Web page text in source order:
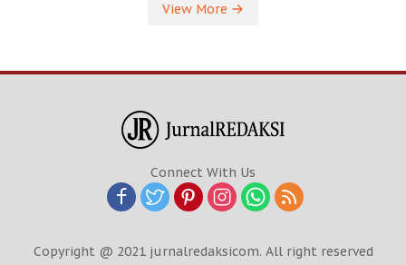
View More
Connect With Us
Copyright @ 2021 jurnalredaksicom. All right reserved